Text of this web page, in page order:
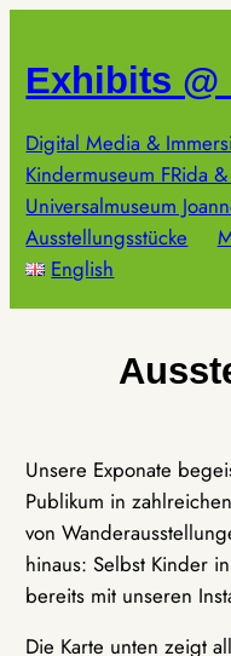
springen
Exhibits @
Digital Media &
Kindermuseum FRida
Universalmuseum
Ausstellungsstücke
English
Unsere Exponate
Publikum in
von
hinaus: Selbst Kinder
bereits mit unseren
Die Karte unten zeigt